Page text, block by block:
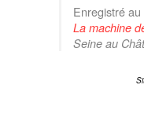
Enregistré
La machine
Seine au